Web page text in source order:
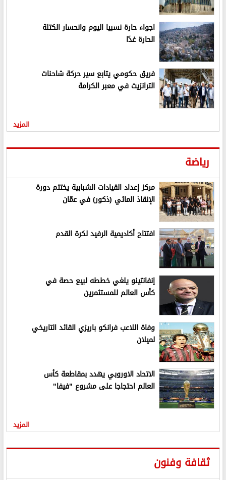
اجواء حارة نسبيا اليوم وانحسار الكتلة
الحارة غدًا
فريق حكومي يتابع سير حركة شاحنات
الترانزيت في معبر الكرامة
المزيد
رياضة
مركز إعداد القيادات الشبابية يختتم دورة
الإنقاذ المائي (ذكور) في عمّان
افتتاح أكاديمية الرفيد لكرة القدم
إنفانتينو يلغي خططه لبيع حصة في
كأس العالم للمستثمرين
وفاة اللاعب فرانكو باريزي القائد التاريخي
لميلان
الاتحاد الاوروبي يهدد بمقاطعة كأس
العالم احتجاجا على مشروع "فيفا"
المزيد
ثقافة وفنون